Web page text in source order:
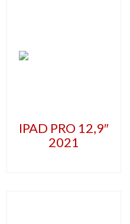
IPAD PRO 12,9″
2021